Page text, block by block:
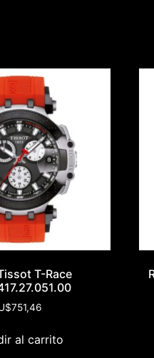
T-Race
751,46
al carrito